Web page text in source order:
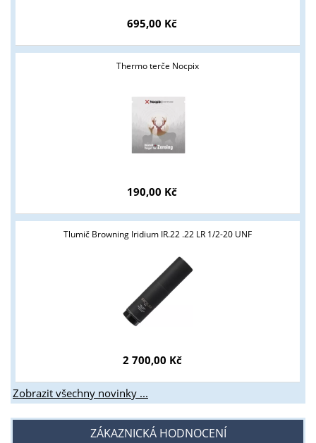
695,00 Kč
Thermo terče Nocpix
190,00 Kč
Tlumič Browning Iridium IR.22 .22 LR 1/2-20 UNF
2 700,00 Kč
Zobrazit všechny novinky ...
ZÁKAZNICKÁ HODNOCENÍ